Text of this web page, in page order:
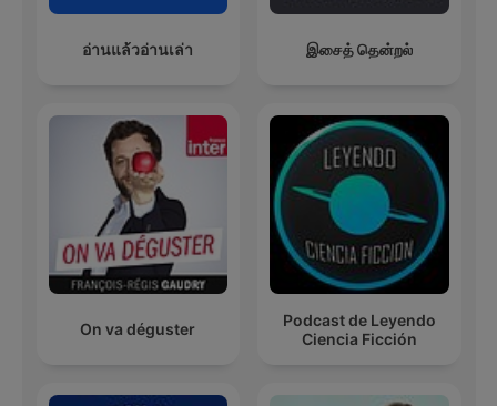
อ่านแล้วอ่านเล่า இசைத் தென்றல்
On va déguster
Podcast de Leyendo
Ciencia Ficción